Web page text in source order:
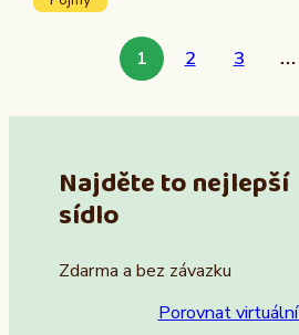
1 2 3 …
Najděte to
sídlo
Zdarma a bez závazku
Porovnat